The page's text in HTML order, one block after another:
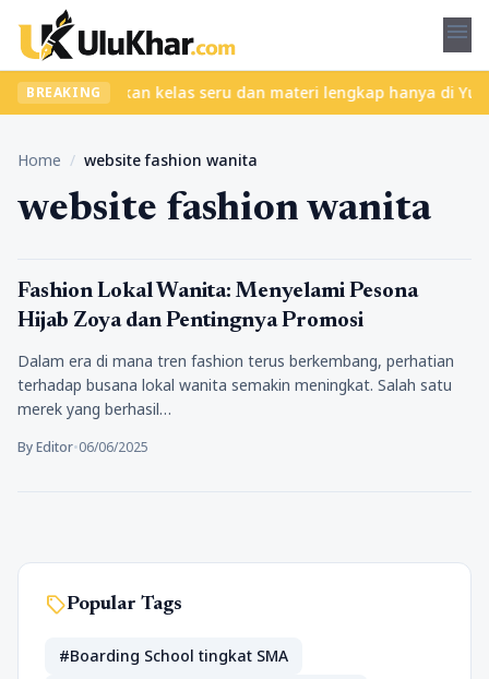
menu
BREAKING
Temukan kelas seru dan materi lengkap hanya di
Home / website fashion wanita
website fashion wanita
Bisnis
Fashion Lokal Wanita: Menyelami Pesona
Hijab Zoya dan Pentingnya Promosi
Dalam era di mana tren fashion terus berkembang, perhatian
terhadap busana lokal wanita semakin meningkat. Salah satu
merek yang berhasil…
By Editor•06/06/2025
sellPopular Tags
#Boarding School tingkat SMA